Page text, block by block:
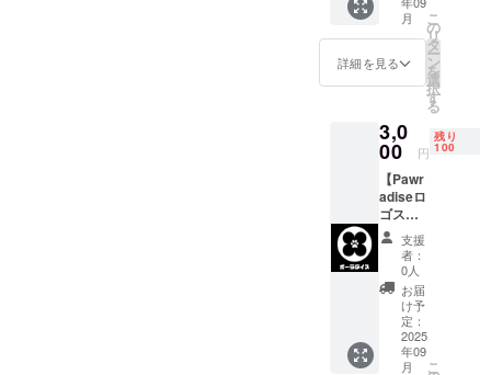
しま
す。
カー2枚
を提
供。 ・
カラー
展開：
白 ・商
ズ：
7.5cm×
7.5cm
月
詳細を見る
こ
の
リ
タ
ー
ン
を
選
択
す
る
3,0
00 円
残り
100
【Pawr
adiseロ
ゴス
テッ
カー
セッ
ト】
Pawrad
iseロゴ
ステッ
カー2枚
支援
者：
0人
お届
け予
定：
2025
年09
月
こ